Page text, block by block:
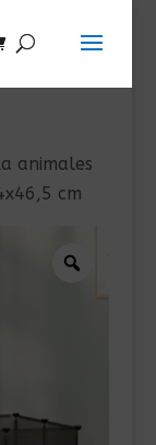
animales
cm